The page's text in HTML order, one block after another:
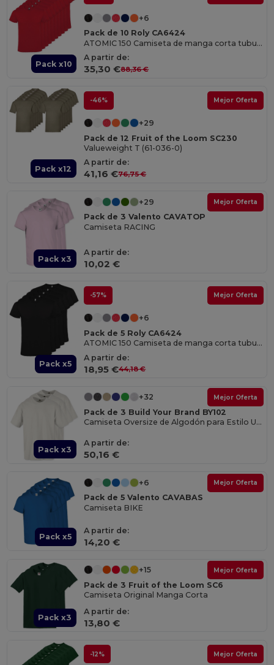
Pack x10
+6
Pack de 10 Roly CA6424
ATOMIC 150 Camiseta de manga corta tubular
A partir de:
35,30 €88,36 €
Pack x12
-46% Mejor Oferta
+29
Pack de 12 Fruit of the Loom SC230
Valueweight T (61-036-0)
A partir de:
41,16 €76,75 €
Pack x3
Mejor Oferta
+29
Pack de 3 Valento CAVATOP
Camiseta RACING
A partir de:
10,02 €
Pack x5
-57% Mejor Oferta
+6
Pack de 5 Roly CA6424
ATOMIC 150 Camiseta de manga corta tubular
A partir de:
18,95 €44,18 €
Pack x3
Mejor Oferta
+32
Pack de 3 Build Your Brand BY102
Camiseta Oversize de Algodón para Estilo Urbano
A partir de:
50,16 €
Pack x5
Mejor Oferta
+6
Pack de 5 Valento CAVABAS
Camiseta BIKE
A partir de:
14,20 €
Pack x3
Mejor Oferta
+15
Pack de 3 Fruit of the Loom SC6
Camiseta Original Manga Corta
A partir de:
13,80 €
-12% Mejor Oferta